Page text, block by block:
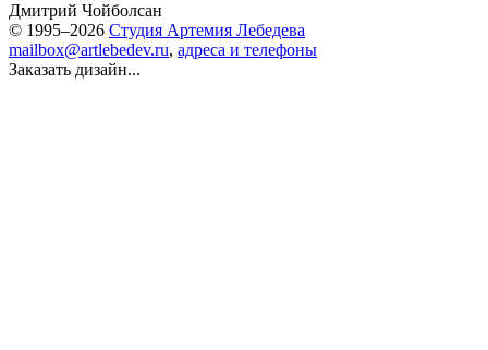
Дмитрий Чойболсан
© 1995–2026 Студия Артемия Лебедева
mailbox@artlebedev.ru, адреса и телефоны
Заказать дизайн...